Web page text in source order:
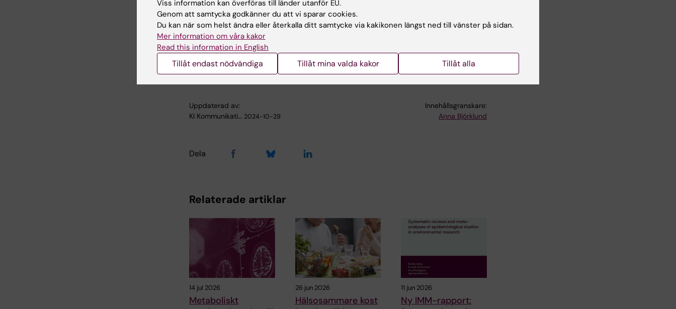
Lindh, Buster Mannheimer,Journal of the American Society of
Nephrology,online October 14, 2024, doi: 10.1681/ASN.0000000519
Tags
Åldrande Miljömedicin
Uppdaterad av:
KI Kommunikati… 2024-10-29
Innehållsgranskare:
Anna Björklund
Dela
Relaterade artiklar
14 jul 2026
Metaboliskt
26 jun 2026
Hälsosammare kost
11 jun 2026
Ny IMM-rapport:
Viss information kan överföras till länder utanför EU.
Genom att samtycka godkänner du att vi sparar cookies.
Du kan när som helst ändra eller återkalla ditt samtycke via kakikonen längst ned till vänster på sidan.
Mer information om våra kakor
Read this information in English
Tillåt endast nödvändiga Tillåt mina valda kakor Tillåt alla